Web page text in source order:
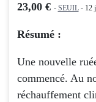
23,00 € - SEUIL- 12
Résumé :
Une nouvelle
commencé. Au
réchauffement